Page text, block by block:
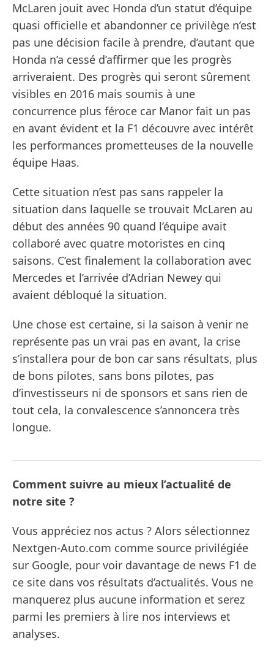
McLaren jouit avec Honda d’un statut d’équipe
quasi officielle et abandonner ce privilège n’est
pas une décision facile à prendre, d’autant que
Honda n’a cessé d’affirmer que les progrès
arriveraient. Des progrès qui seront sûrement
visibles en 2016 mais soumis à une
concurrence plus féroce car Manor fait un pas
en avant évident et la F1 découvre avec intérêt
les performances prometteuses de la nouvelle
équipe Haas.
Cette situation n’est pas sans rappeler la
situation dans laquelle se trouvait McLaren au
début des années 90 quand l’équipe avait
collaboré avec quatre motoristes en cinq
saisons. C’est finalement la collaboration avec
Mercedes et l’arrivée d’Adrian Newey qui
avaient débloqué la situation.
Une chose est certaine, si la saison à venir ne
représente pas un vrai pas en avant, la crise
s’installera pour de bon car sans résultats, plus
de bons pilotes, sans bons pilotes, pas
d’investisseurs ni de sponsors et sans rien de
tout cela, la convalescence s’annoncera très
longue.
Comment suivre au mieux l’actualité de
notre site ?
Vous appréciez nos actus ? Alors sélectionnez
Nextgen-Auto.com comme source privilégiée
sur Google, pour voir davantage de news F1 de
ce site dans vos résultats d’actualités. Vous ne
manquerez plus aucune information et serez
parmi les premiers à lire nos interviews et
analyses.